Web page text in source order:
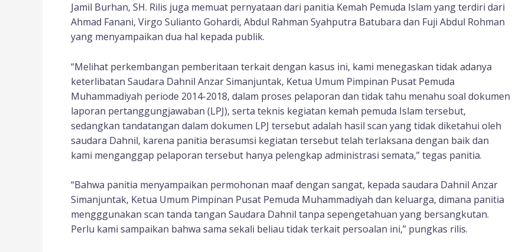
Jamil Burhan, SH. Rilis juga memuat pernyataan dari panitia Kemah Pemuda Islam yang terdiri dari
Ahmad Fanani, Virgo Sulianto Gohardi, Abdul Rahman Syahputra Batubara dan Fuji Abdul Rohman
yang menyampaikan dua hal kepada publik.
“Melihat perkembangan pemberitaan terkait dengan kasus ini, kami menegaskan tidak adanya
keterlibatan Saudara Dahnil Anzar Simanjuntak, Ketua Umum Pimpinan Pusat Pemuda
Muhammadiyah periode 2014-2018, dalam proses pelaporan dan tidak tahu menahu soal dokumen
laporan pertanggungjawaban (LPJ), serta teknis kegiatan kemah pemuda Islam tersebut,
sedangkan tandatangan dalam dokumen LPJ tersebut adalah hasil scan yang tidak diketahui oleh
saudara Dahnil, karena panitia berasumsi kegiatan tersebut telah terlaksana dengan baik dan
kami menganggap pelaporan tersebut hanya pelengkap administrasi semata,” tegas panitia.
“Bahwa panitia menyampaikan permohonan maaf dengan sangat, kepada saudara Dahnil Anzar
Simanjuntak, Ketua Umum Pimpinan Pusat Pemuda Muhammadiyah dan keluarga, dimana panitia
mengggunakan scan tanda tangan Saudara Dahnil tanpa sepengetahuan yang bersangkutan.
Perlu kami sampaikan bahwa sama sekali beliau tidak terkait persoalan ini,” pungkas rilis.